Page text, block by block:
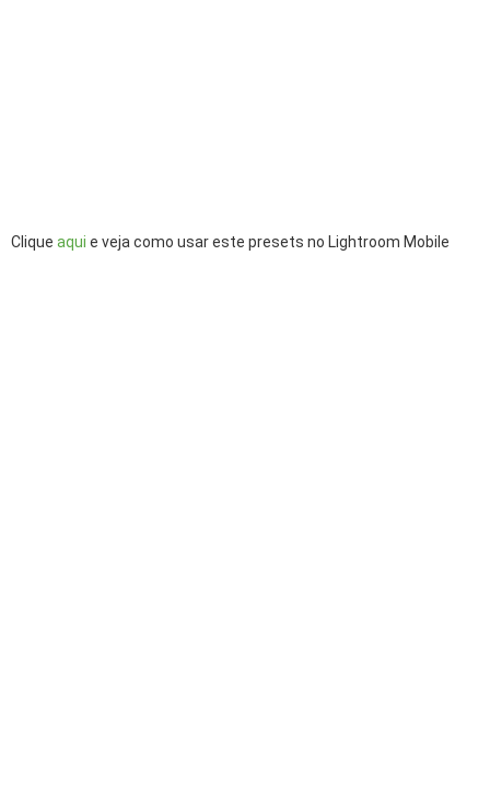
Clique aqui e veja como usar este presets no Lightroom Mobile